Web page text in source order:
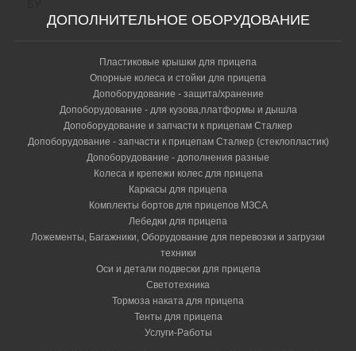
ДОПОЛНИТЕЛЬНОЕ ОБОРУДОВАНИЕ
Пластиковые крышки для прицепа
Опорные колеса и стойки для прицепа
Допоборудование - защита/хранение
Допоборудование - для кузова,платформы и дышла
Допоборудование и запчасти к прицепам Сталкер
Допоборудование - запчасти к прицепам Сталкер (стеклопластик)
Допоборудование - дополнения разные
Колеса и крепежи колес для прицепа
Каркасы для прицепа
Комплекты бортов для прицепов МЗСА
Лебедки для прицепа
Ложементы, Багажники, Оборудование для перевозки и загрузки
техники
Оси и детали подвески для прицепа
Светотехника
Тормоза наката для прицепа
Тенты для прицепа
Услуги-Работы